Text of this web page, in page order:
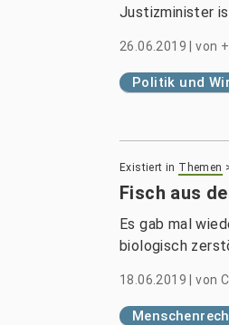
Justizminister
26.06.2019 |von
Politik und
Existiert in Themen
Fisch aus
Es gab mal
biologisch
18.06.2019|von